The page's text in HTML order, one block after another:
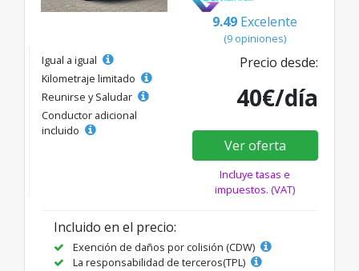
9.49 Excelente
(9 opiniones)
Igual a igual
Kilometraje limitado
Reunirse y Saludar
Conductor adicional
incluido
Precio desde:
40€/día
Ver oferta
Incluye tasas e
impuestos. (VAT)
Incluido en el precio:
Exención de daños por colisión (CDW)
La responsabilidad de terceros(TPL)